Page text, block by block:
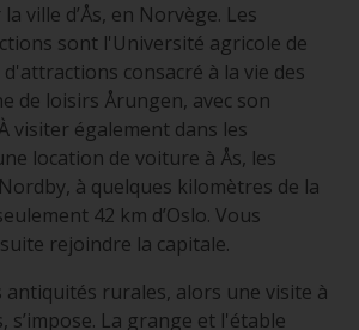
ville d’Ås, en Norvège. Les
sont l'Université agricole de
consacré à la vie des
de loisirs Årungen, avec son
visiter également dans les
location de voiture à Ås, les
à quelques kilomètres de la
42 km d’Oslo. Vous
rejoindre la capitale.
antiquités rurales, alors une visite à
s’impose. La grange et l'étable